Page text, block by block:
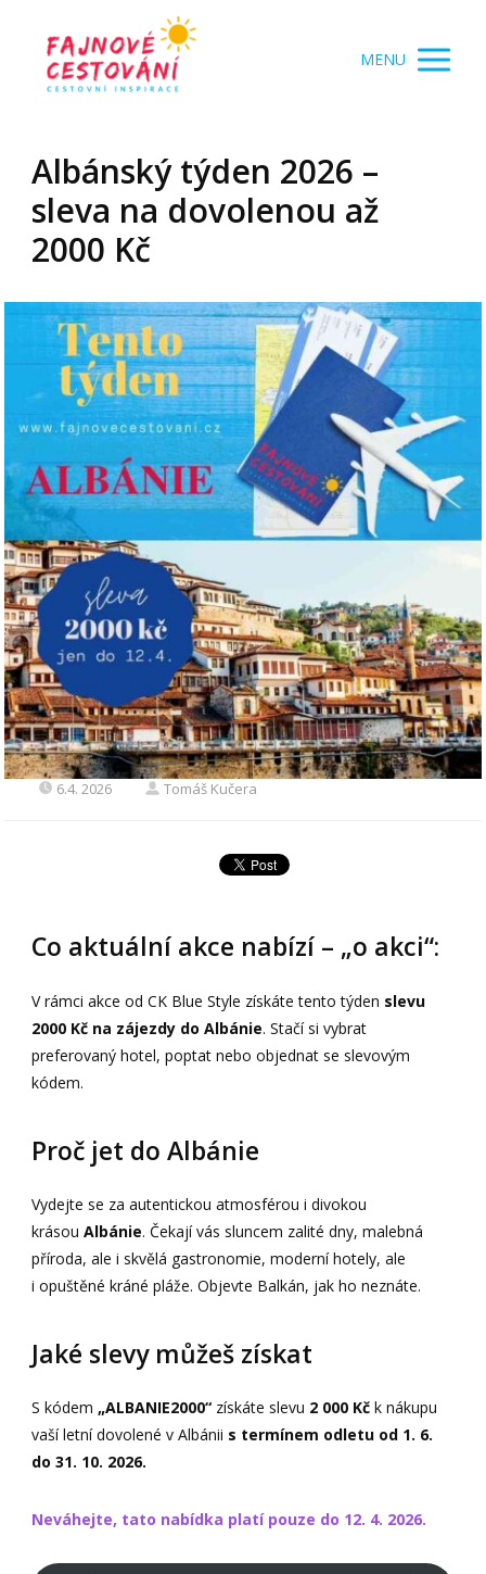
MENU
Albánský týden 2026 –
sleva na dovolenou až
2000 Kč
6.4. 2026 Tomáš Kučera
Co aktuální akce nabízí – „o akci“:
V rámci akce od CK Blue Style získáte tento týden slevu
2000 Kč na zájezdy do Albánie. Stačí si vybrat
preferovaný hotel, poptat nebo objednat se slevovým
kódem.
Proč jet do Albánie
Vydejte se za autentickou atmosférou i divokou
krásouAlbánie. Čekají vás sluncem zalité dny, malebná
příroda, ale i skvělá gastronomie, moderní hotely, ale
i opuštěné kráné pláže. Objevte Balkán, jak ho neznáte.
Jaké slevy můžeš získat
S kódem„ALBANIE2000“ získáte slevu 2 000 Kč k nákupu
vaší letní dovolené v Albánii s termínem odletu od 1. 6.
do 31. 10. 2026.
Neváhejte, tato nabídka platí pouze do 12. 4. 2026.